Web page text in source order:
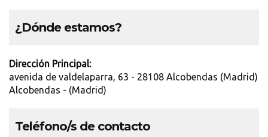
¿Dónde estamos?
Dirección Principal:
avenida de valdelaparra, 63 - 28108 Alcobendas (Madrid)
Alcobendas - (Madrid)
Teléfono/s de contacto